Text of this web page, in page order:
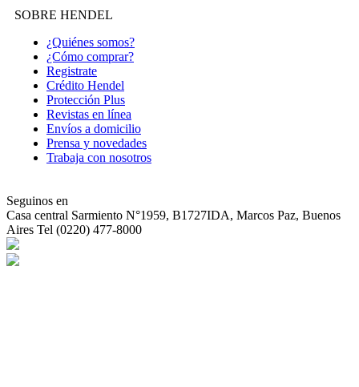
SOBRE HENDEL
¿Quiénes somos?
¿Cómo comprar?
Registrate
Crédito Hendel
Protección Plus
Revistas en línea
Envíos a domicilio
Prensa y novedades
Trabaja con nosotros
Seguinos en
Casa central Sarmiento N°1959, B1727IDA, Marcos Paz, Buenos
Aires Tel (0220) 477-8000